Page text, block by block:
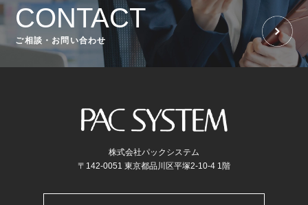
CONTACT
ご相談・お問い合わせ
株式会社パックシステム
〒142-0051 東京都品川区平塚2-10-4 1階